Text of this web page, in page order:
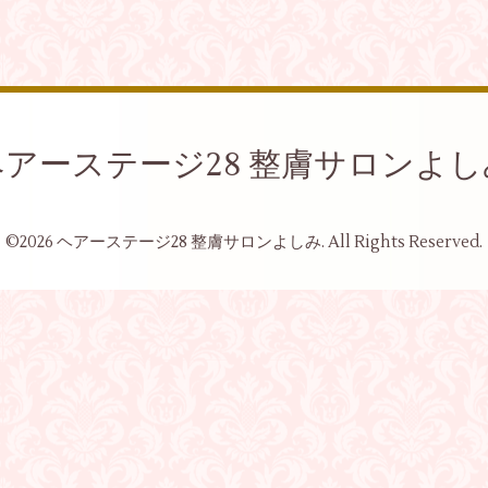
ーステージ28 整膚サロンよ
©2026 ヘアーステージ28 整膚サロンよしみ. All Rights Reserved.